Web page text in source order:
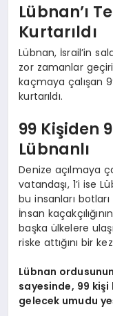
Lübnan’ı
Kurtarıldı
Lübnan, İsrail’in
zor zamanlar
kaçmaya çalışan
kurtarıldı.
99 Kişiden
Lübnanlı
Denize açılmaya
vatandaşı, 1’i ise
bu insanları
İnsan
başka ülkelere
riske attığını bir
Lübnan
sayesinde, 99
gelecek umudu